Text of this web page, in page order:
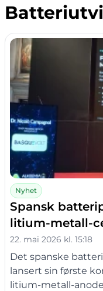
Nyhet
Spansk
litium-metall-
22. mai 2026 kl. 15:18
Det spanske
lansert sin første
litium-metall-